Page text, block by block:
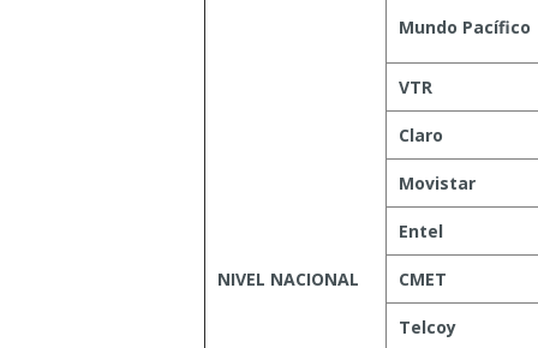
NIVEL NACIONAL
Mundo Pacífico
VTR
Claro
Movistar
Entel
CMET
Telcoy